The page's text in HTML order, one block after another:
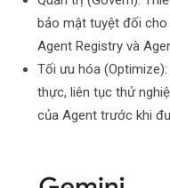
bảo mật tuyệt đối cho
Agent Registry và
Tối ưu hóa
thực, liên tục thử
của Agent trước khi